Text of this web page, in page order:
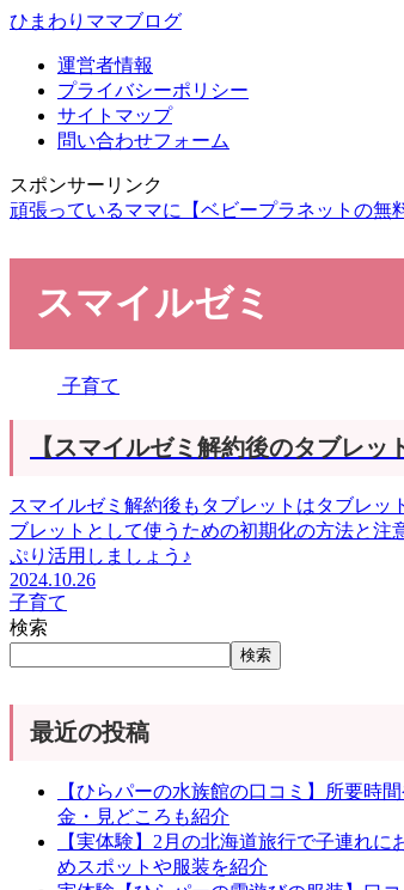
ひまわりママブログ
運営者情報
プライバシーポリシー
サイトマップ
問い合わせフォーム
スポンサーリンク
頑張っているママに【ベビープラネットの無
スマイルゼミ
子育て
【スマイルゼミ解約後のタブレ
スマイルゼミ解約後もタブレットはタブレ
ブレットとして使うための初期化の方法と
ぷり活用しましょう♪
2024.10.26
子育て
検索
検索
最近の投稿
【ひらパーの水族館の口コミ】所要時
金・見どころも紹介
【実体験】2月の北海道旅行で子連れに
めスポットや服装を紹介